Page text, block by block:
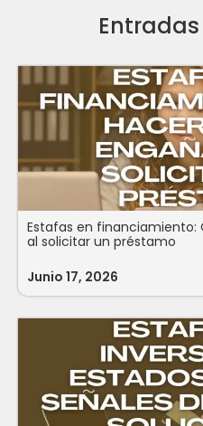
Estafas en financiamiento:
al solicitar un préstamo
Junio 17, 2026